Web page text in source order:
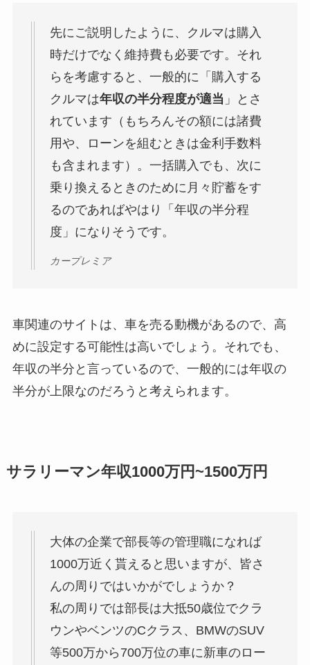
先にご説明したように、クルマは購入
時だけでなく維持費も必要です。それ
らを考慮すると、一般的に「購入する
クルマは年収の半分程度が適当 」とさ
れています（もちろんその額には諸費
用や、ローンを組むときは金利手数料
も含まれます）。一括購入でも、次に
乗り換えるときのために月々貯蓄をす
るのであればやはり「年収の半分程
度」になりそうです。
カープレミア
車関連のサイトは、 車を売る動機があるので、高
めに設定する可能性は高いでしょう。それでも、
年収の半分と言っているので、 一般的には年収の
半分が上限なのだろう と考えられます。
サラリーマン年収1000万円~1500万円
大体の企業で部長等の管理職になれば
1000万近く貰えると思いますが、皆さ
んの周りではいかがでしょうか？
私の周りでは部長は大抵50歳位でクラ
ウンやベンツのCクラス、BMWのSUV
等500万から700万位の車に新車のロー